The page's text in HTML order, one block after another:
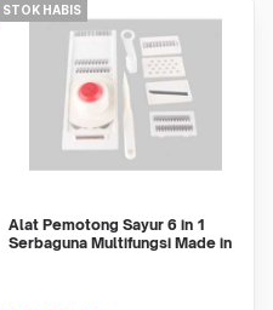
STOK HABIS
Alat Pemotong Sayur 6 in 1
Serbaguna Multifungsi Made in